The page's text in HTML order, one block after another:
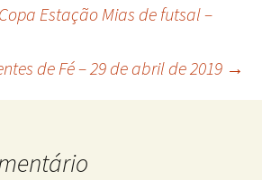
Estação Mias de futsal –
de Fé – 29 de abril de 2019 →